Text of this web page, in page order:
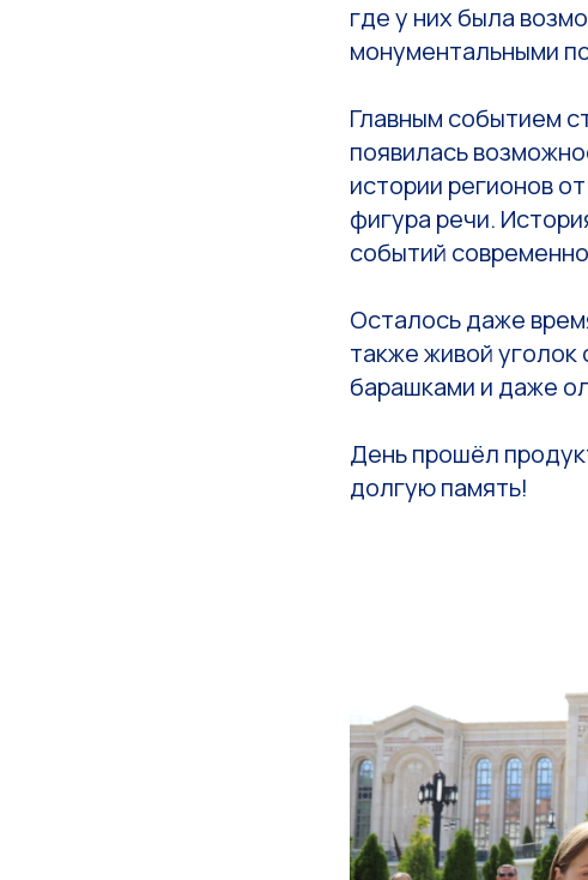
где у них была
монументальными
Главным событием
появилась
истории регионов
фигура речи.
событий
Осталось даже
также живой
барашками и даже
День прошёл
долгую память!